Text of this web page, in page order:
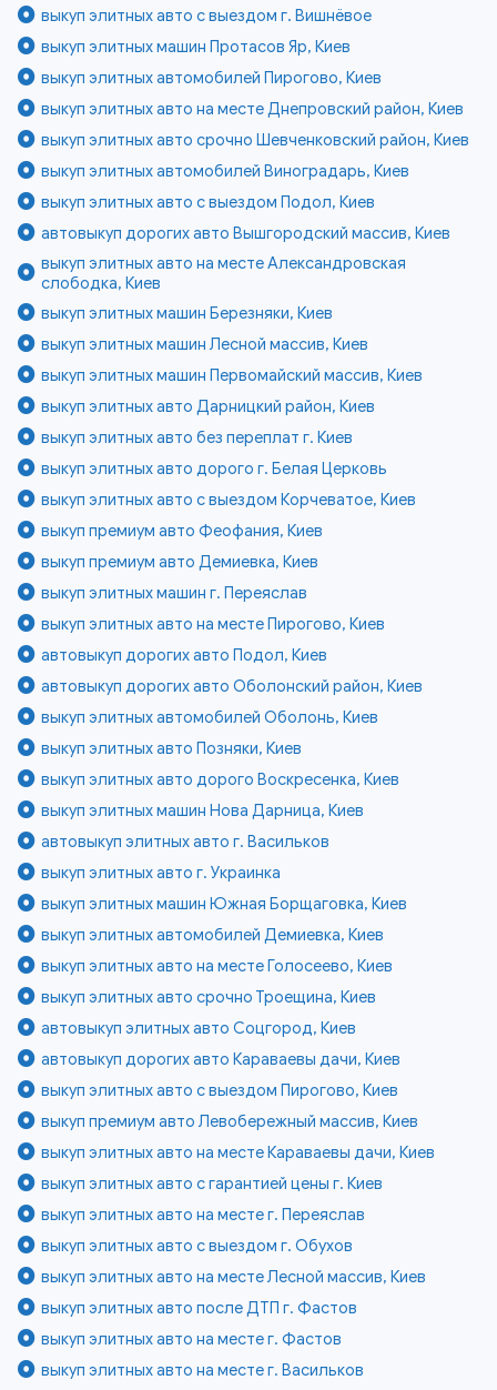
выкуп элитных авто с выездом г. Вишнёвое
выкуп элитных машин Протасов Яр, Киев
выкуп элитных автомобилей Пирогово, Киев
выкуп элитных авто на месте Днепровский район, Киев
выкуп элитных авто срочно Шевченковский район, Киев
выкуп элитных автомобилей Виноградарь, Киев
выкуп элитных авто с выездом Подол, Киев
автовыкуп дорогих авто Вышгородский массив, Киев
выкуп элитных авто на месте Александровская
слободка, Киев
выкуп элитных машин Березняки, Киев
выкуп элитных машин Лесной массив, Киев
выкуп элитных машин Первомайский массив, Киев
выкуп элитных авто Дарницкий район, Киев
выкуп элитных авто без переплат г. Киев
выкуп элитных авто дорого г. Белая Церковь
выкуп элитных авто с выездом Корчеватое, Киев
выкуп премиум авто Феофания, Киев
выкуп премиум авто Демиевка, Киев
выкуп элитных машин г. Переяслав
выкуп элитных авто на месте Пирогово, Киев
автовыкуп дорогих авто Подол, Киев
автовыкуп дорогих авто Оболонский район, Киев
выкуп элитных автомобилей Оболонь, Киев
выкуп элитных авто Позняки, Киев
выкуп элитных авто дорого Воскресенка, Киев
выкуп элитных машин Нова Дарница, Киев
автовыкуп элитных авто г. Васильков
выкуп элитных авто г. Украинка
выкуп элитных машин Южная Борщаговка, Киев
выкуп элитных автомобилей Демиевка, Киев
выкуп элитных авто на месте Голосеево, Киев
выкуп элитных авто срочно Троещина, Киев
автовыкуп элитных авто Соцгород, Киев
автовыкуп дорогих авто Караваевы дачи, Киев
выкуп элитных авто с выездом Пирогово, Киев
выкуп премиум авто Левобережный массив, Киев
выкуп элитных авто на месте Караваевы дачи, Киев
выкуп элитных авто с гарантией цены г. Киев
выкуп элитных авто на месте г. Переяслав
выкуп элитных авто с выездом г. Обухов
выкуп элитных авто на месте Лесной массив, Киев
выкуп элитных авто после ДТП г. Фастов
выкуп элитных авто на месте г. Фастов
выкуп элитных авто на месте г. Васильков